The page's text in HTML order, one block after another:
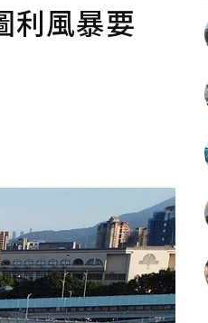
利風暴要